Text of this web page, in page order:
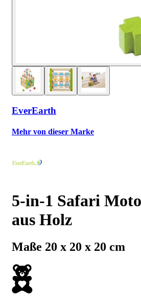
EverEarth
Mehr von dieser Marke
5-in-1 Safari
aus Holz
Maße 20 x 20 x 20 cm